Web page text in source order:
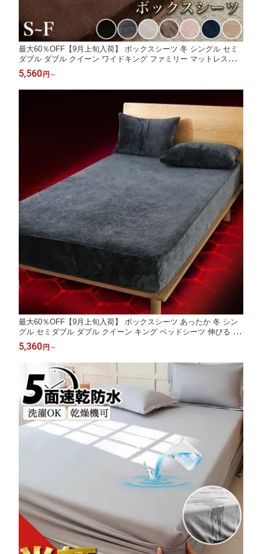
最大60％OFF【9月上旬入荷】 ボックスシーツ 冬 シングル セミ
ダブル ダブル クイーン ワイドキング ファミリー マットレスカバ
ー あったか シーツ 冬用 ベッドシーツ 暖かい 厚手 フランネル あ
ったかシーツ ベッドカバー ボックスカバー マットレスシーツ 冬
用シーツ
5,560円 ～
最大60％OFF【9月上旬入荷】 ボックスシーツ あったか 冬 シン
グル セミダブル ダブル クイーン キング ベッドシーツ 伸びる 伸
縮 子供 介護 敷布団カバー 取付簡単 よれにくい シワになりにく
い ワンタッチシーツ
5,360円 ～